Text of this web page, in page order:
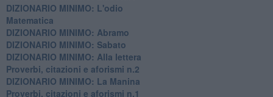
DIZIONARIO MINIMO: L'odio
​Matematica
DIZIONARIO MINIMO: Abramo
DIZIONARIO MINIMO: Sabato
​DIZIONARIO MINIMO: Alla lettera
Proverbi, citazioni e aforismi n.2
DIZIONARIO MINIMO: La Manina
​Proverbi, citazioni e aforismi n.1